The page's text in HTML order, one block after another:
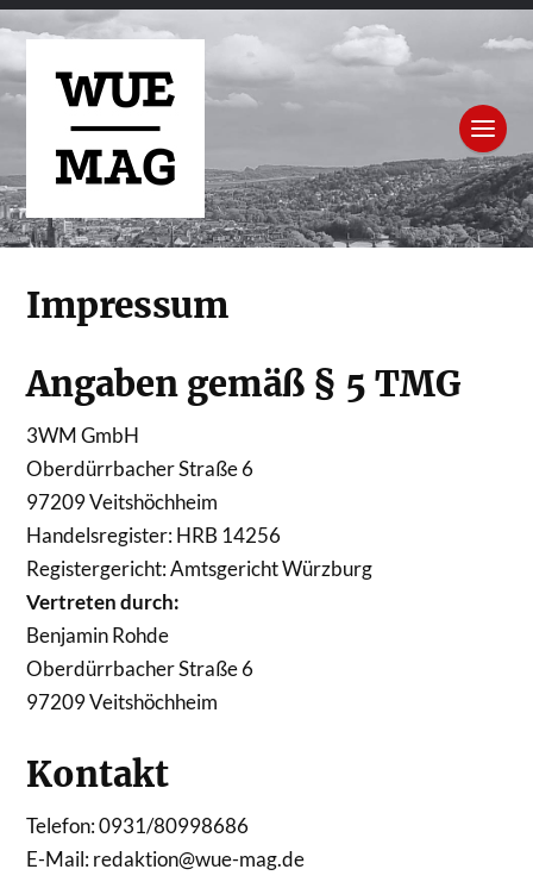
Impressum
Angaben gemäß § 5 TMG
3WM GmbH
Oberdürrbacher Straße 6
97209 Veitshöchheim
Handelsregister: HRB 14256
Registergericht: Amtsgericht Würzburg
Vertreten durch:
Benjamin Rohde
Oberdürrbacher Straße 6
97209 Veitshöchheim
Kontakt
Telefon: 0931/80998686
E-Mail: redaktion@wue-mag.de